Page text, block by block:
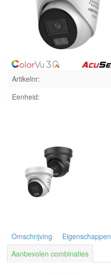
Artikelnr:
Eenheid:
Omschrijving Eigenschappen
Aanbevolen combinaties